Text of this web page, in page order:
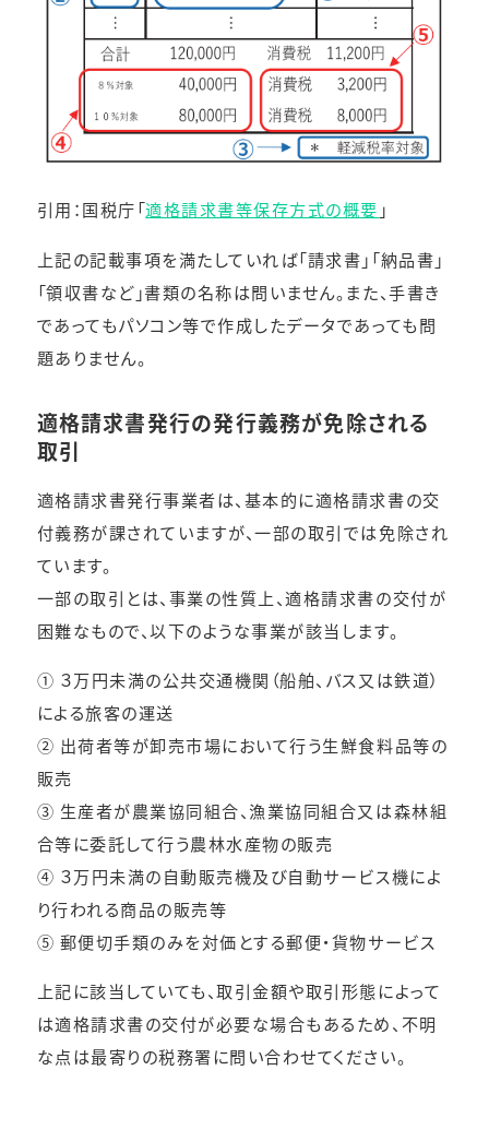
引用：国税庁「適格請求書等保存方式の概要 」
上記の記載事項を満たしていれば「請求書」「納品書」
「領収書など」書類の名称は問いません。また、手書き
であってもパソコン等で作成したデータであっても問
題ありません。
適格請求書発行の発行義務が免除される
取引
適格請求書発行事業者は、基本的に適格請求書の交
付義務が課されていますが、一部の取引では免除され
ています。
一部の取引とは、事業の性質上、適格請求書の交付が
困難なもので、以下のような事業が該当します。
① ３万円未満の公共交通機関（船舶、バス又は鉄道）
による旅客の運送
② 出荷者等が卸売市場において行う生鮮食料品等の
販売
③ 生産者が農業協同組合、漁業協同組合又は森林組
合等に委託して行う農林水産物の販売
④ ３万円未満の自動販売機及び自動サービス機によ
り行われる商品の販売等
⑤ 郵便切手類のみを対価とする郵便・貨物サービス
上記に該当していても、取引金額や取引形態によって
は適格請求書の交付が必要な場合もあるため、不明
な点は最寄りの税務署に問い合わせてください。